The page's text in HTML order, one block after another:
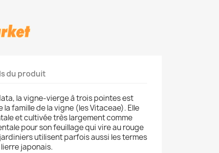
du produit
la vigne-vierge à trois pointes est
famille de la vigne (les Vitaceae). Elle
et cultivée très largement comme
pour son feuillage qui vire au rouge
utilisent parfois aussi les termes
japonais.